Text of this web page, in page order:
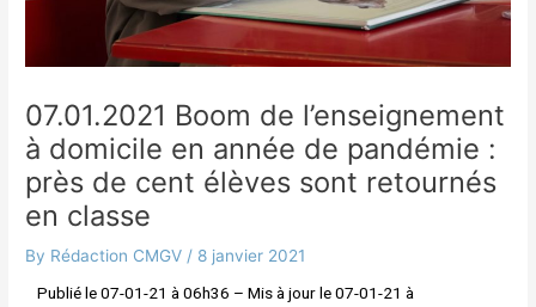
07.01.2021 Boom de l’enseignement
à domicile en année de pandémie :
près de cent élèves sont retournés
en classe
By Rédaction CMGV / 8 janvier 2021
Publié le 07-01-21 à 06h36 – Mis à jour le 07-01-21 à